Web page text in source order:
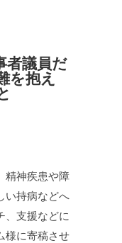
者議員だ
を抱え
精神疾患や障
い持病などへ
、支援などに
様に寄稿させ